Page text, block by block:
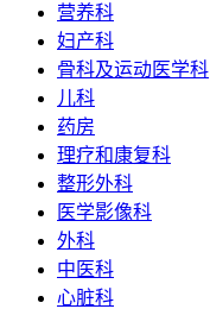
营养科
妇产科
骨科及运动医学科
儿科
药房
理疗和康复科
整形外科
医学影像科
外科
中医科
心脏科